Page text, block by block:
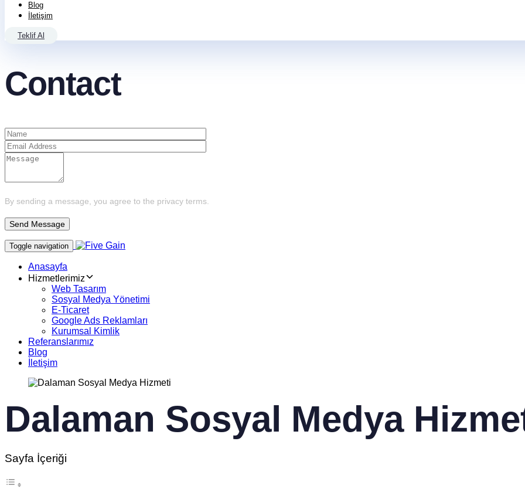
Blog
İletişim
Teklif Al
Contact
By sending a message, you agree to the privacy terms.
Toggle navigation
Anasayfa
Hizmetlerimiz
Web Tasarım
Sosyal Medya Yönetimi
E-Ticaret
Google Ads Reklamları
Kurumsal Kimlik
Referanslarımız
Blog
İletişim
Dalaman Sosyal Medya
Sayfa İçeriği